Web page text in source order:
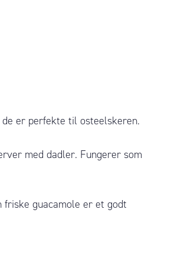
er perfekte til osteelskeren.
med dadler. Fungerer som
guacamole er et godt